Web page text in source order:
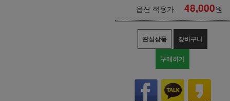
옵션 적용가 48,000원
관심상품 장바구니
구매하기